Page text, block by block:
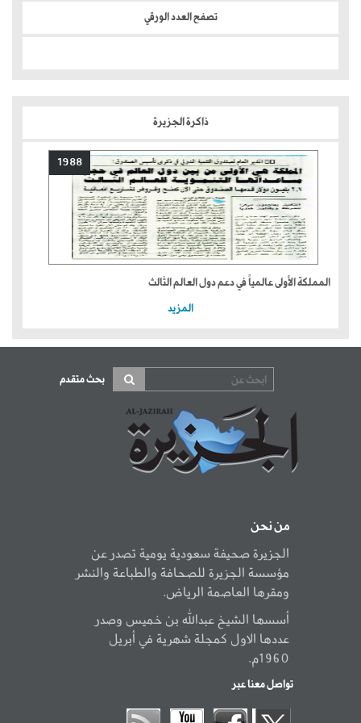
تصفح العدد الورقي
ذاكرة الجزيرة
1988
المملكة الأولى عالمياً في دعم دول العالم الثالث
المزيد
بحث متقدم
من نحن
الجزيرة صحيفة سعودية يومية تصدر عن
مؤسسة الجزيرة للصحافة والطباعة والنشر
ومقرها العاصمة الرياض.
أسسها الشيخ عبدالله بن خميس وصدر
عددها الاول كمجلة شهرية في أبريل
1960م.
تواصل معنا عبر